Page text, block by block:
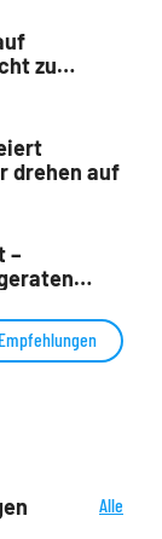
zu
drehen auf
–
Alle